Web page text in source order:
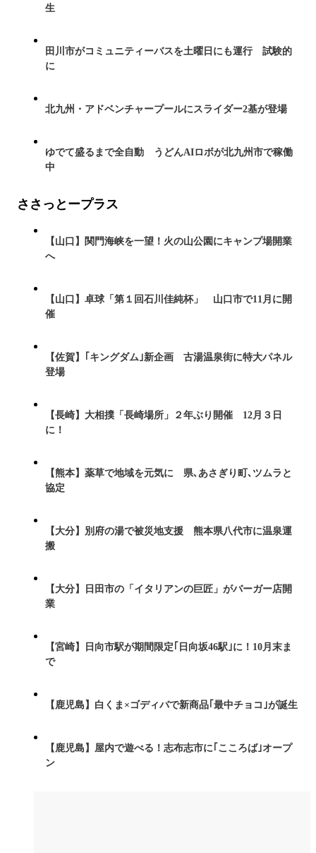
生
田川市がコミュニティーバスを土曜日にも運行 試験的
に
北九州・アドベンチャープールにスライダー2基が登場
ゆでて盛るまで全自動 うどんAIロボが北九州市で稼働
中
ささっとープラス
【山口】関門海峡を一望！火の山公園にキャンプ場開業
へ
【山口】卓球「第１回石川佳純杯」 山口市で11月に開
催
【佐賀】｢キングダム｣新企画 古湯温泉街に特大パネル
登場
【長崎】大相撲「長崎場所」２年ぶり開催 12月３日
に！
【熊本】薬草で地域を元気に 県､あさぎり町､ツムラと
協定
【大分】別府の湯で被災地支援 熊本県八代市に温泉運
搬
【大分】日田市の「イタリアンの巨匠」がバーガー店開
業
【宮崎】日向市駅が期間限定｢日向坂46駅｣に！10月末ま
で
【鹿児島】白くま×ゴディバで新商品｢最中チョコ｣が誕生
【鹿児島】屋内で遊べる！志布志市に｢こころば｣オープ
ン